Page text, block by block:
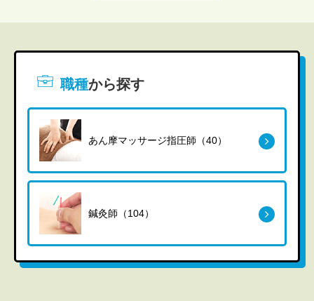
職種から探す
あん摩マッサージ指圧師（40）
鍼灸師（104）